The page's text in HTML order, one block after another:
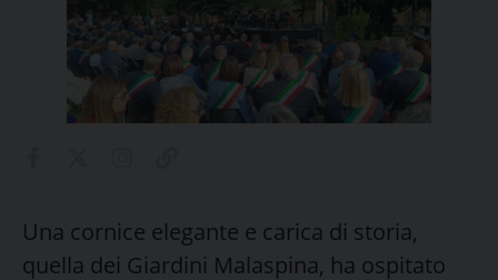
Una cornice elegante e carica di storia,
quella dei Giardini Malaspina, ha ospitato